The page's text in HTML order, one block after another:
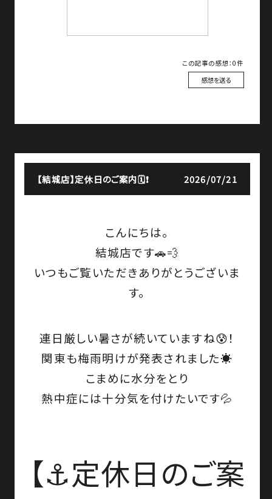
この記事の感想：0件
感想を送る
【結城店】定休日のご案内🗓️❗ 2026/07/21
こんにちは。
結城店です🚗💨
いつもご覧いただきありがとうございま
す。
連日厳しい暑さが続いていますね😰！
関東も梅雨明けが発表されました☀️
こまめに水分をとり
熱中症には十分気を付けたいです💦
【⚓定休日のご案